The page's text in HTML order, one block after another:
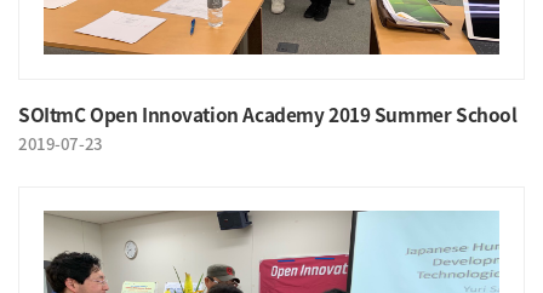
SOItmC Open Innovation Academy 2019 Summer School
2019-07-23